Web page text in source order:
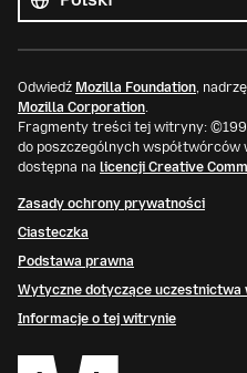
Odwiedź Mozilla Foundation,
Mozilla Corporation.
Fragmenty treści tej witryny:
do poszczególnych
dostępna na licencji Creative
Zasady ochrony prywatności
Ciasteczka
Podstawa prawna
Wytyczne dotyczące uczestnictwa
Informacje o tej witrynie